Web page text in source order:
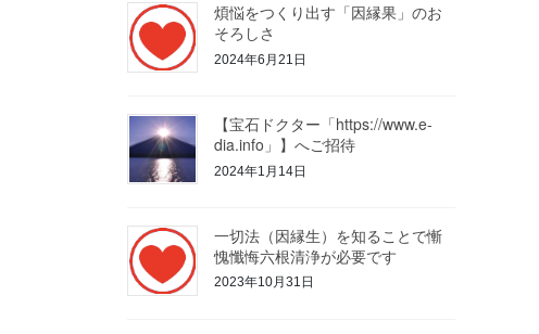
煩悩をつくり出す「因縁果」のお
そろしさ
2024年6月21日
【宝石ドクター「https://www.e-
dia.info」】へご招待
2024年1月14日
一切法（因縁生）を知ることで慚
愧懺悔六根清浄が必要です
2023年10月31日